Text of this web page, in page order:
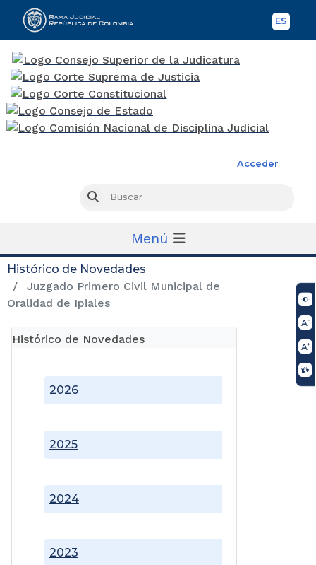
ES
Acceder
Buscar
Menú
Histórico de Novedades
Juzgado Primero Civil Municipal de
Oralidad de Ipiales
Histórico de Novedades
2023
2024
2025
2026